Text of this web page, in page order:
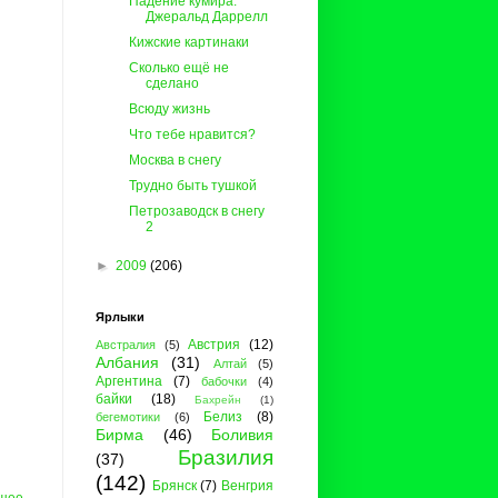
Джеральд Даррелл
Кижские картинаки
Сколько ещё не
сделано
Всюду жизнь
Что тебе нравится?
Москва в снегу
Трудно быть тушкой
Петрозаводск в снегу
2
► 2009 (206)
Ярлыки
Австралия (5) Австрия (12)
Албания (31) Алтай (5)
Аргентина (7) бабочки (4)
байки (18) Бахрейн (1)
бегемотики (6) Белиз (8)
Бирма (46)
Боливия
(37)
Бразилия
(142) Брянск (7) Венгрия